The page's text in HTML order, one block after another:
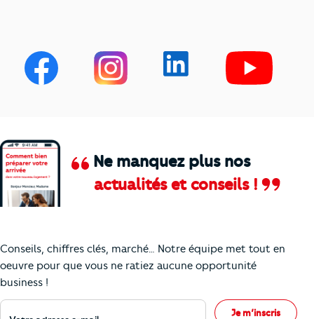
Ne manquez plus nos
actualités et conseils !
Conseils, chiffres clés, marché… Notre équipe met tout en
oeuvre pour que vous ne ratiez aucune opportunité
business !
Votre adresse e-mail
Je m’inscris